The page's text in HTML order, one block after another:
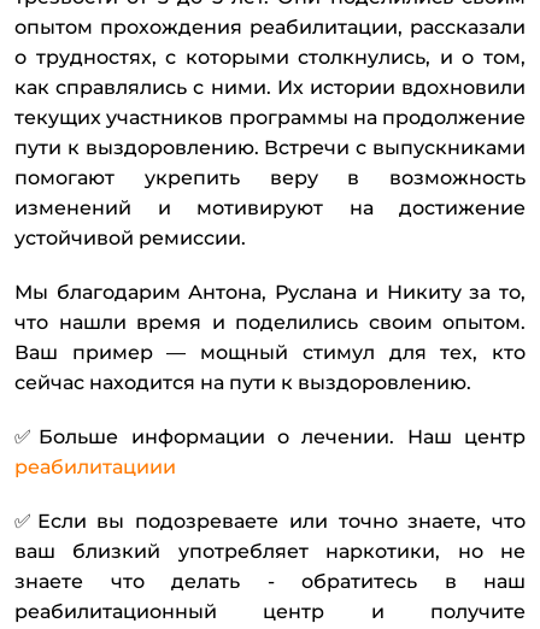
опытом прохождения реабилитации, рассказали
о трудностях, с которыми столкнулись, и о том,
как справлялись с ними. Их истории вдохновили
текущих участников программы на продолжение
пути к выздоровлению. Встречи с выпускниками
помогают укрепить веру в возможность
изменений и мотивируют на достижение
устойчивой ремиссии.
Мы благодарим Антона, Руслана и Никиту за то,
что нашли время и поделились своим опытом.
Ваш пример — мощный стимул для тех, кто
сейчас находится на пути к выздоровлению.
✅Больше информации о лечении. Наш центр
реабилитациии
✅Если вы подозреваете или точно знаете, что
ваш близкий употребляет наркотики, но не
знаете что делать - обратитесь в наш
реабилитационный центр и получите